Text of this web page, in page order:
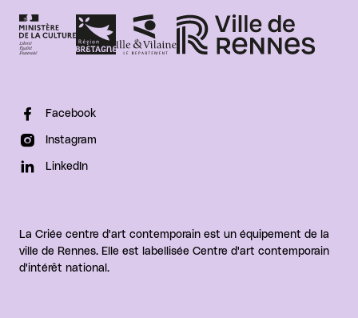
Facebook
Instagram
LinkedIn
La Criée centre d'art contemporain est un équipement de la
ville de Rennes. Elle est labellisée Centre d'art contemporain
d'intérêt national.